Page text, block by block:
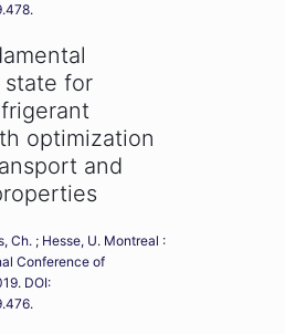
for
optimization
and
Ch. ; Hesse, U. Montreal :
Conference of
DOI: